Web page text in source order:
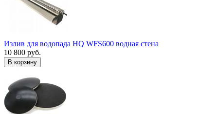
Излив для водопада HQ WFS600 водная стена
10 800 руб.
В корзину